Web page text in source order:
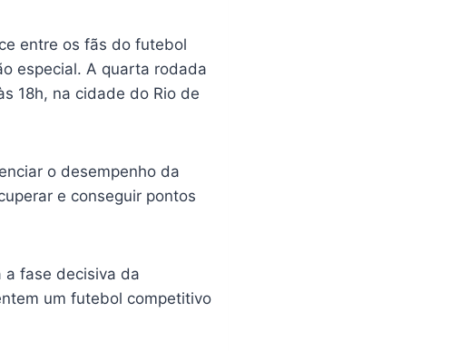
entre os fãs do futebol
especial. A quarta rodada
18h, na cidade do Rio de
o desempenho da
e conseguir pontos
a fase decisiva da
um futebol competitivo